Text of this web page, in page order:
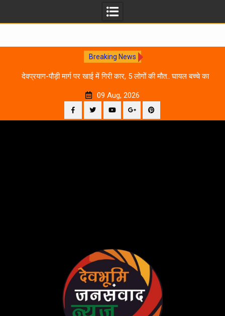
Breaking News
देवप्रयाग-पौड़ी मार्ग पर खाई में गिरी कार, 5 लोगों की मौत.. घायल बच्चे का
09 Aug, 2026